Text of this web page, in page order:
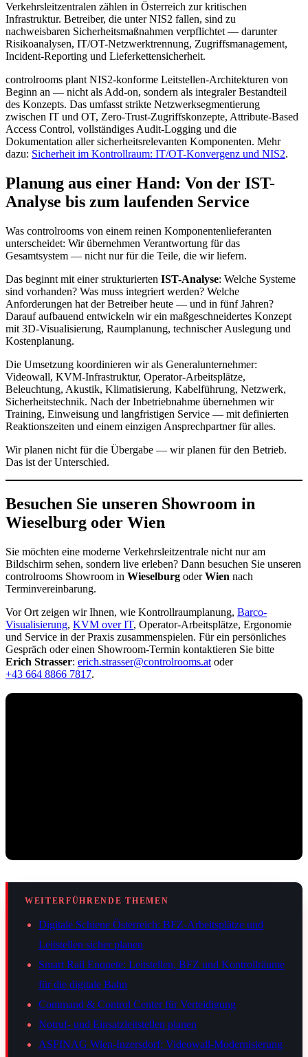
Verkehrsleitzentralen zählen in Österreich zur kritischen
Infrastruktur. Betreiber, die unter NIS2 fallen, sind zu
nachweisbaren Sicherheitsmaßnahmen verpflichtet — darunter
Risikoanalysen, IT/OT-Netzwerktrennung, Zugriffsmanagement,
Incident-Reporting und Lieferkettensicherheit.
controlrooms plant NIS2-konforme Leitstellen-Architekturen von
Beginn an — nicht als Add-on, sondern als integraler Bestandteil
des Konzepts. Das umfasst strikte Netzwerksegmentierung
zwischen IT und OT, Zero-Trust-Zugriffskonzepte, Attribute-Based
Access Control, vollständiges Audit-Logging und die
Dokumentation aller sicherheitsrelevanten Komponenten. Mehr
dazu: Sicherheit im Kontrollraum: IT/OT-Konvergenz und NIS2.
Planung aus einer Hand: Von der IST-
Analyse bis zum laufenden Service
Was controlrooms von einem reinen Komponentenlieferanten
unterscheidet: Wir übernehmen Verantwortung für das
Gesamtsystem — nicht nur für die Teile, die wir liefern.
Das beginnt mit einer strukturierten IST-Analyse: Welche Systeme
sind vorhanden? Was muss integriert werden? Welche
Anforderungen hat der Betreiber heute — und in fünf Jahren?
Darauf aufbauend entwickeln wir ein maßgeschneidertes Konzept
mit 3D-Visualisierung, Raumplanung, technischer Auslegung und
Kostenplanung.
Die Umsetzung koordinieren wir als Generalunternehmer:
Videowall, KVM-Infrastruktur, Operator-Arbeitsplätze,
Beleuchtung, Akustik, Klimatisierung, Kabelführung, Netzwerk,
Sicherheitstechnik. Nach der Inbetriebnahme übernehmen wir
Training, Einweisung und langfristigen Service — mit definierten
Reaktionszeiten und einem einzigen Ansprechpartner für alles.
Wir planen nicht für die Übergabe — wir planen für den Betrieb.
Das ist der Unterschied.
Besuchen Sie unseren Showroom in
Wieselburg oder Wien
Sie möchten eine moderne Verkehrsleitzentrale nicht nur am
Bildschirm sehen, sondern live erleben? Dann besuchen Sie unseren
controlrooms Showroom in Wieselburg oderWien nach
Terminvereinbarung.
Vor Ort zeigen wir Ihnen, wie Kontrollraumplanung, Barco-
Visualisierung, KVM over IT, Operator-Arbeitsplätze, Ergonomie
und Service in der Praxis zusammenspielen. Für ein persönliches
Gespräch oder einen Showroom-Termin kontaktieren Sie bitte
Erich Strasser: erich.strasser@controlrooms.at oder
+43 664 8866 7817.
WEITERFÜHRENDE THEMEN
Digitale Schiene Österreich: BFZ-Arbeitsplätze und
Leitstellen sicher planen
Smart Rail Enquete: Leitstellen, BFZ und Kontrollräume
für die digitale Bahn
Command & Control Center für Verteidigung
Notruf- und Einsatzleitstellen planen
ASFINAG Wien-Inzersdorf: Videowall-Modernisierung